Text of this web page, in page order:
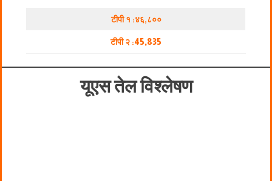
टीपी १ :४६,८००
टीपी २ :45,835
यूएस तेल विश्लेषण